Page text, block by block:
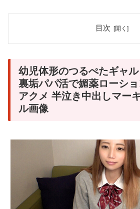
目次
幼児体形のつるぺたギャ
裏垢パパ活で媚薬ローシ
アクメ 半泣き中出しマー
ル画像